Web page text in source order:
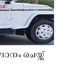
ചെയ്ത്